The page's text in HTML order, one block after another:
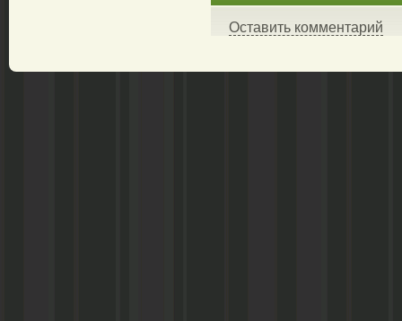
Оставить комментарий